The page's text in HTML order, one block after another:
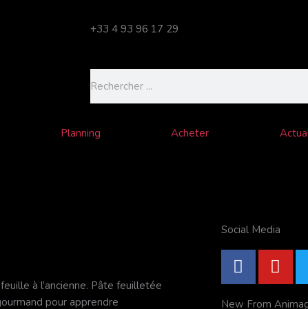
+33 4 93 96 17 29
Planning Acheter
à l’ancienne. Pâte feuilletée
pour apprendre
Social Media
F
a
c
Y
o
u
New From